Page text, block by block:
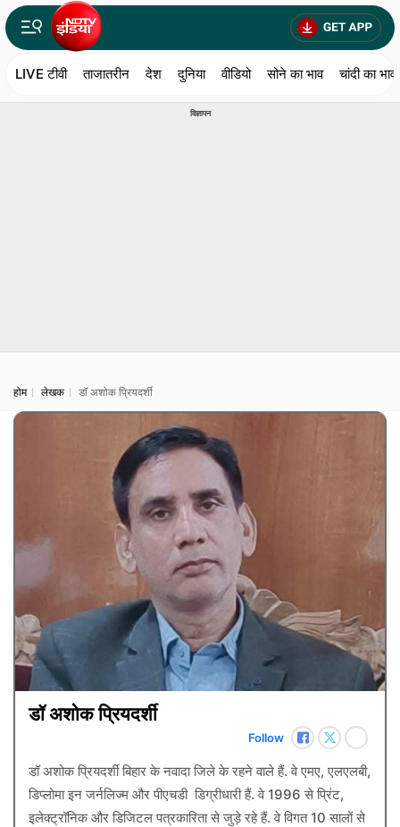
LIVE टीवी ताजातरीन देश दुनिया वीडियो सोने का भाव चांदी का भाव
विज्ञापन
होम लेखक डॉ अशोक प्रियदर्शी
डॉ अशोक प्रियदर्शी
Follow
डॉ अशोक प्रियदर्शी बिहार के नवादा जिले के रहने वाले हैं. वे एमए, एलएलबी,
डिप्लोमा इन जर्नलिज्म और पीएचडी डिग्रीधारी हैं. वे 1996 से प्रिंट,
इलेक्ट्रॉनिक और डिजिटल पत्रकारिता से जुड़े रहे हैं. वे विगत 10 सालों से